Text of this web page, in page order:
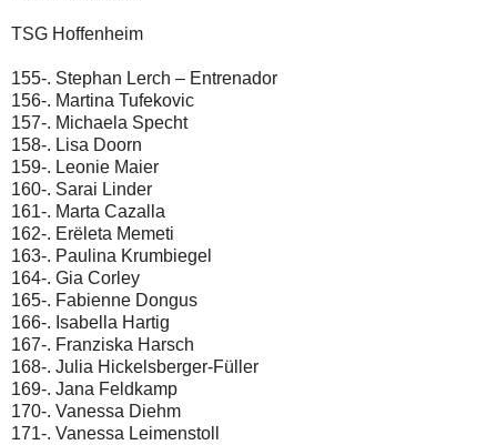
TSG Hoffenheim
155-. Stephan Lerch – Entrenador
156-. Martina Tufekovic
157-. Michaela Specht
158-. Lisa Doorn
159-. Leonie Maier
160-. Sarai Linder
161-. Marta Cazalla
162-. Erëleta Memeti
163-. Paulina Krumbiegel
164-. Gia Corley
165-. Fabienne Dongus
166-. Isabella Hartig
167-. Franziska Harsch
168-. Julia Hickelsberger-Füller
169-. Jana Feldkamp
170-. Vanessa Diehm
171-. Vanessa Leimenstoll